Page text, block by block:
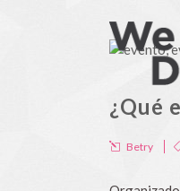
¿Qué
Betry